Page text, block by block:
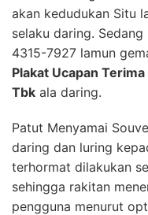
akan kedudukan Situ
selaku daring.
4315-7927 lamun
Plakat Ucapan
Tbk ala daring.
Patut Menyamai
daring dan luring
terhormat dilakukan
sehingga rakitan
pengguna menurut